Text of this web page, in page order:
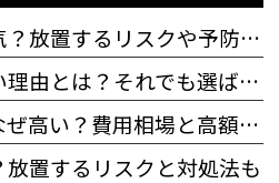
歯肉炎とはどんな病気？放置するリスクや予防法も解説
セラミックの歯が高い理由とは？それでも選ばれる理由も
インプラント治療はなぜ高い？費用相場と高額になる理由
置するリスクと対処法も